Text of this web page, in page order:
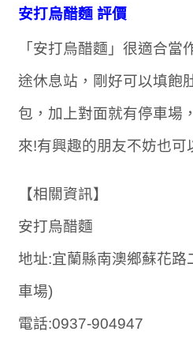
安打烏醋麵 評價
「安打烏醋麵」很適合當
途休息站，剛好可以填飽
包，加上對面就有停車場
來!有興趣的朋友不妨也可
【相關資訊】
安打烏醋麵
地址:宜蘭縣南澳鄉蘇花路
車場)
電話:0937-904947